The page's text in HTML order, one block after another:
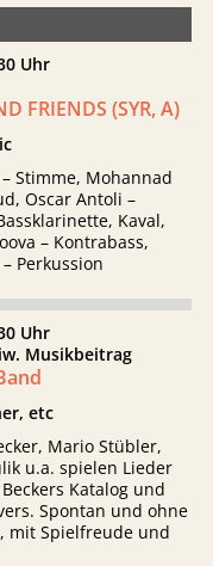
Uhr
FRIENDS (SYR, A)
– Stimme, Mohannad
Oscar Antoli –
Kaval,
– Kontrabass,
Perkussion
Uhr
Musikbeitrag
etc
Mario Stübler,
u.a. spielen Lieder
Katalog und
Spontan und ohne
mit Spielfreude und